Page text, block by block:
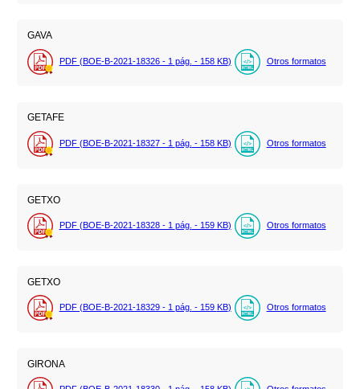
GAVA
PDF (BOE-B-2021-18326 - 1 pág. - 158 KB) Otros formatos
GETAFE
PDF (BOE-B-2021-18327 - 1 pág. - 158 KB) Otros formatos
GETXO
PDF (BOE-B-2021-18328 - 1 pág. - 159 KB) Otros formatos
GETXO
PDF (BOE-B-2021-18329 - 1 pág. - 159 KB) Otros formatos
GIRONA